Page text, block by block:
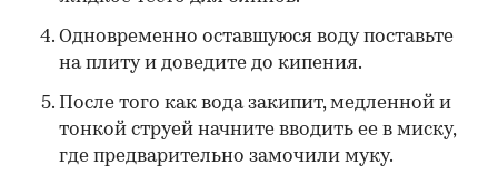
Одновременно оставшуюся воду поставьте
на плиту и доведите до кипения.
После того как вода закипит, медленной и
тонкой струей начните вводить ее в миску,
где предварительно замочили муку.